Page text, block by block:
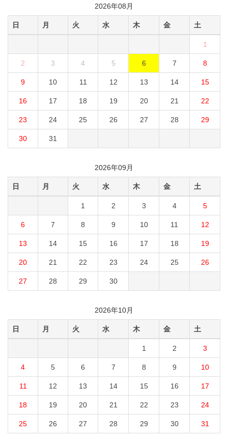
2026年08月
日 月 火 水 木 金 土
1
2 3 4 5 6 7 8
9 10 11 12 13 14 15
16 17 18 19 20 21 22
23 24 25 26 27 28 29
30 31
2026年09月
日 月 火 水 木 金 土
1 2 3 4 5
6 7 8 9 10 11 12
13 14 15 16 17 18 19
20 21 22 23 24 25 26
27 28 29 30
2026年10月
日 月 火 水 木 金 土
1 2 3
4 5 6 7 8 9 10
11 12 13 14 15 16 17
18 19 20 21 22 23 24
25 26 27 28 29 30 31